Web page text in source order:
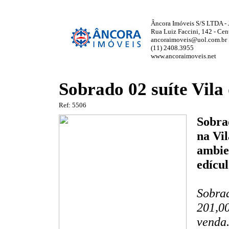
Âncora Imóveis S/S LTDA -
Rua Luiz Faccini, 142 -
ancoraimoveis@uol.com.br
(11) 2408.3955
www.ancoraimoveis.net
Sobrado 02 suíte
Ref: 5506
na